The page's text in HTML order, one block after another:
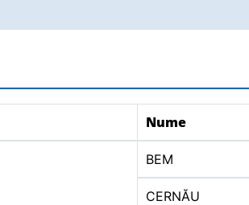
Nume
BEM
CERNĂU